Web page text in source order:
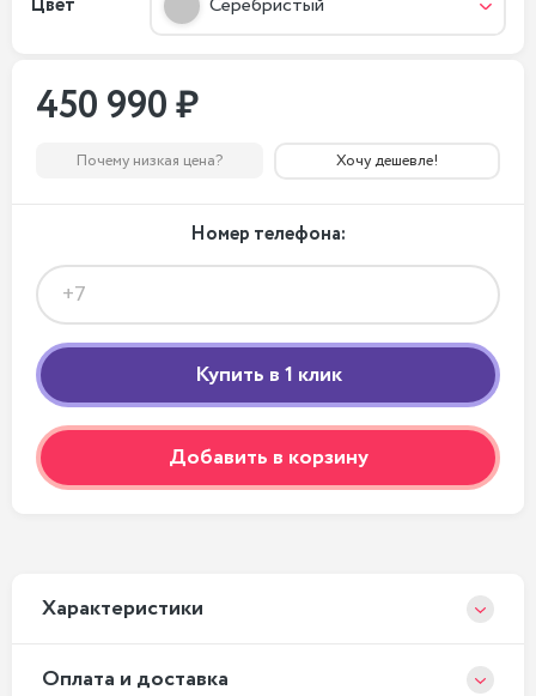
450 990 ₽
Почему низкая цена? Хочу дешевле!
Номер телефона:
Добавить в корзину
Xарактеристики
Оплата и доставка